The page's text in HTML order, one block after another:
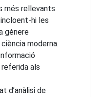
més rellevants
hi les
gènere
moderna.
als
d’anàlisi de